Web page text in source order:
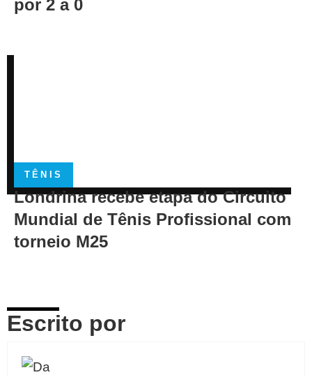
por 2 a 0
TÊNIS
Londrina recebe etapa do Circuito
Mundial de Tênis Profissional com
torneio M25
Escrito por